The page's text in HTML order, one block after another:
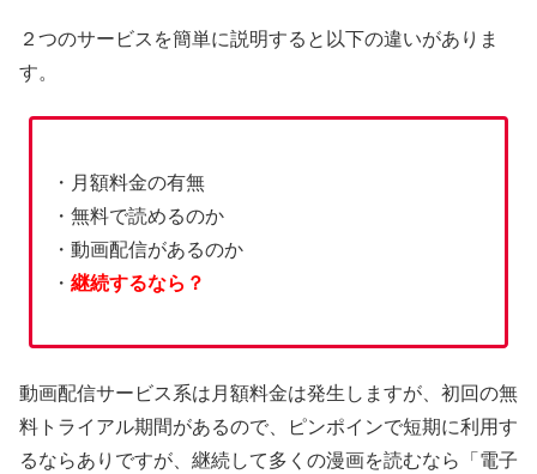
２つのサービスを簡単に説明すると以下の違いがありま
す。
・月額料金の有無
・無料で読めるのか
・動画配信があるのか
・継続するなら？
動画配信サービス系は月額料金は発生しますが、初回の無
料トライアル期間があるので、ピンポインで短期に利用す
るならありですが、継続して多くの漫画を読むなら「電子